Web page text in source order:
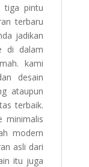
tiga pintu
terbaru
jadikan
di dalam
kami
desain
ataupun
terbaik.
minimalis
modern
asli dari
itu juga